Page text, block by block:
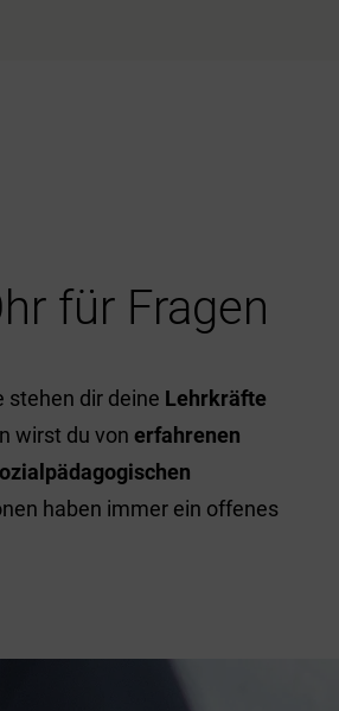
für Fragen
stehen dir deine Lehrkräfte
wirst du von erfahrenen
haben immer ein offenes